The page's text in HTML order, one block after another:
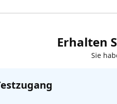
Erhalten
Sie